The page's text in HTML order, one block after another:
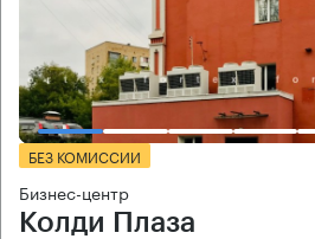
БЕЗ КОМИССИИ
Бизнес-центр
Колди Плаза